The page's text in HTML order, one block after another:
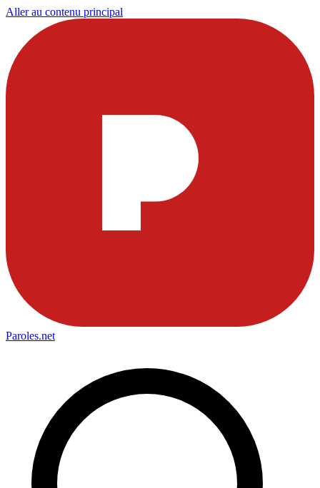
Aller au contenu principal
Paroles.net